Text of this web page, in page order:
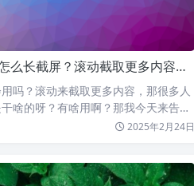
截屏？滚动截取更多内容，手把手教你，老年人一学就会
吗？滚动来截取更多内容，那很多人
啥的呀？有啥用啊？那我今天来告诉
2025年2月24日